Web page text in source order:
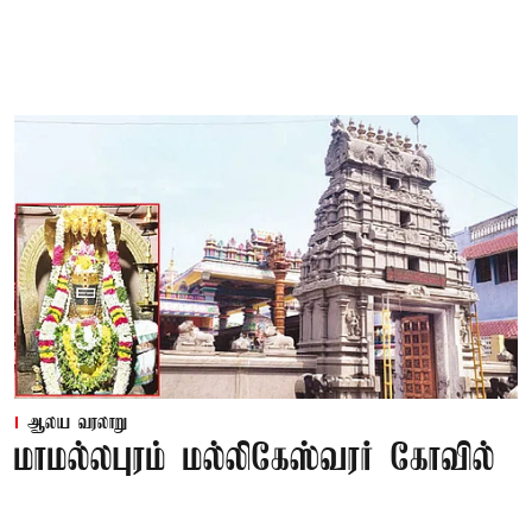
ஆலய வரலாறு
மாமல்லபுரம் மல்லிகேஸ்வரர் கோவில்